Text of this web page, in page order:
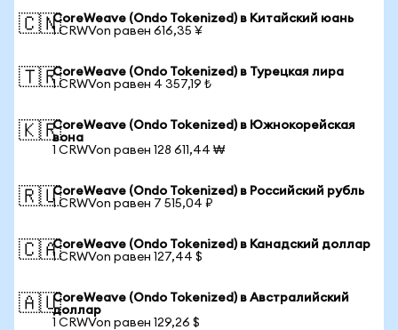
🇨🇳CoreWeave (Ondo Tokenized) в Китайский юань
1 CRWVon равен 616,35 ¥
🇹🇷CoreWeave (Ondo Tokenized) в Турецкая лира
1 CRWVon равен 4 357,19 ₺
🇰🇷CoreWeave (Ondo Tokenized) в Южнокорейская
вона
1 CRWVon равен 128 611,44 ₩
🇷🇺CoreWeave (Ondo Tokenized) в Российский рубль
1 CRWVon равен 7 515,04 ₽
🇨🇦CoreWeave (Ondo Tokenized) в Канадский доллар
1 CRWVon равен 127,44 $
🇦🇺CoreWeave (Ondo Tokenized) в Австралийский
доллар
1 CRWVon равен 129,26 $